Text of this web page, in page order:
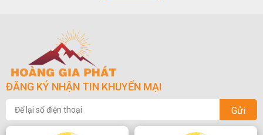
ĐĂNG KÝ NHẬN TIN KHUYẾN MẠI
Gửi